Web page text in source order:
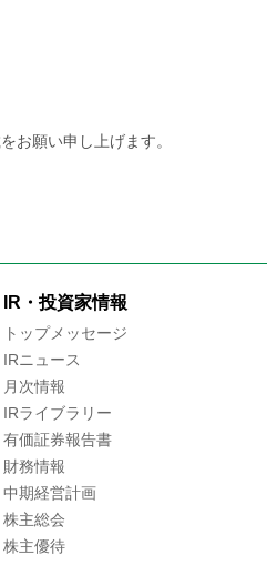
お願い申し上げます。
IR・投資家情報
トップメッセージ
IRニュース
月次情報
IRライブラリー
有価証券報告書
財務情報
中期経営計画
株主総会
株主優待